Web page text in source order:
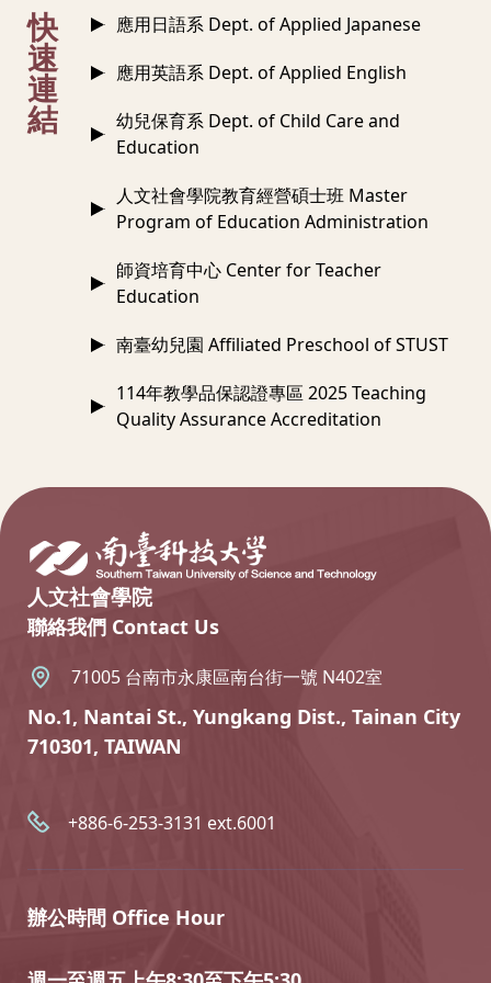
快
速
連
結
應用日語系 Dept. of Applied Japanese
應用英語系 Dept. of Applied English
幼兒保育系 Dept. of Child Care and
Education
人文社會學院教育經營碩士班 Master
Program of Education Administration
師資培育中心 Center for Teacher
Education
南臺幼兒園 Affiliated Preschool of STUST
114年教學品保認證專區 2025 Teaching
Quality Assurance Accreditation
人文社會學院
聯絡我們 Contact Us
71005 台南市永康區南台街一號 N402室
No.1, Nantai St., Yungkang Dist., Tainan City
710301, TAIWAN
+886-6-253-3131 ext.6001
辦公時間 Office Hour